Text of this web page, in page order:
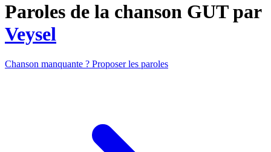
Paroles de la chanson GUT par
Veysel
Chanson manquante ? Proposer les paroles